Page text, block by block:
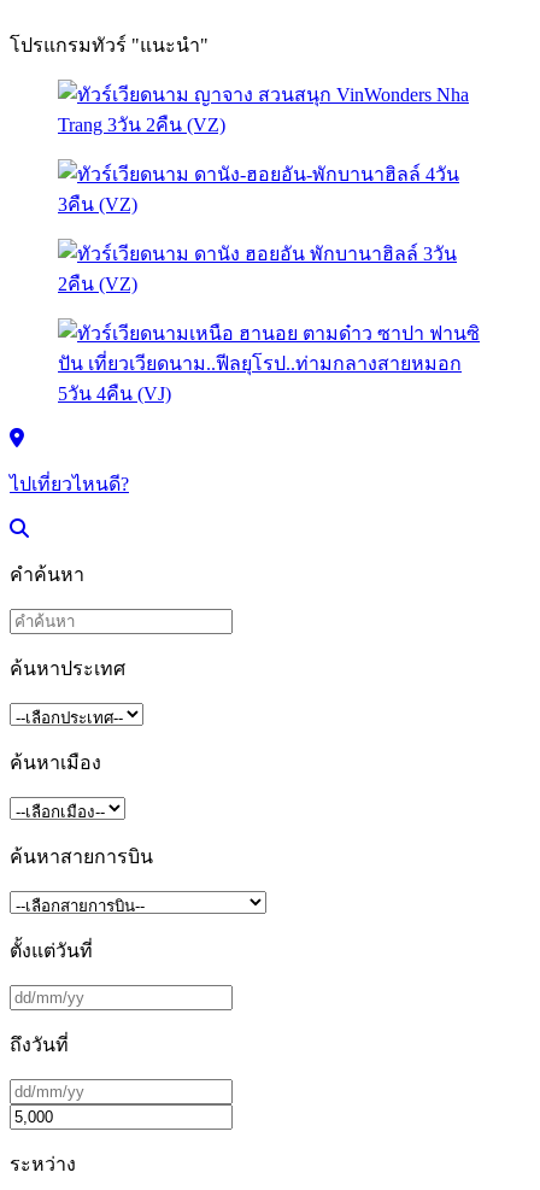
โปรแกรมทัวร์ "แนะนำ"
ไปเที่ยวไหนดี?
คำค้นหา
ค้นหาประเทศ
ค้นหาเมือง
ค้นหาสายการบิน
ตั้งแต่วันที่
ถึงวันที่
ระหว่าง